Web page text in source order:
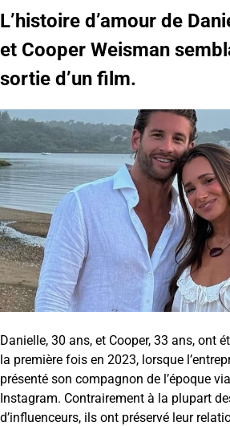
L’histoire d’amour de
et Cooper Weisman
sortie d’un film.
Danielle, 30 ans, et Cooper, 33 ans, ont
la première fois en 2023, lorsque
présenté son compagnon de l’époque
Instagram. Contrairement à la plupart
d’influenceurs, ils ont préservé leur